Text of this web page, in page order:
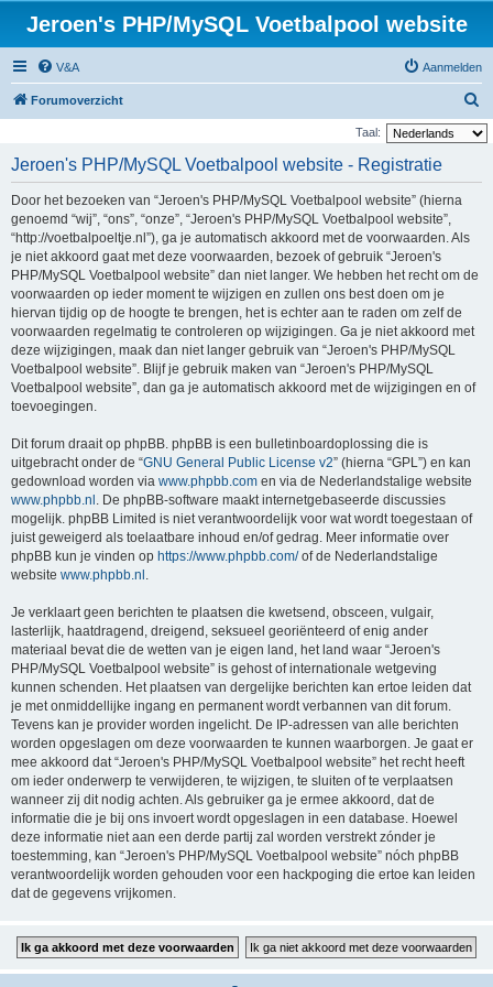
Jeroen's PHP/MySQL Voetbalpool website
V&A Aanmelden
Forumoverzicht
o
Taal:
Jeroen's PHP/MySQL Voetbalpool website - Registratie
Door het bezoeken van “Jeroen's PHP/MySQL Voetbalpool website” (hierna
genoemd “wij”, “ons”, “onze”, “Jeroen's PHP/MySQL Voetbalpool website”,
“http://voetbalpoeltje.nl”), ga je automatisch akkoord met de voorwaarden. Als
je niet akkoord gaat met deze voorwaarden, bezoek of gebruik “Jeroen's
PHP/MySQL Voetbalpool website” dan niet langer. We hebben het recht om de
voorwaarden op ieder moment te wijzigen en zullen ons best doen om je
hiervan tijdig op de hoogte te brengen, het is echter aan te raden om zelf de
voorwaarden regelmatig te controleren op wijzigingen. Ga je niet akkoord met
deze wijzigingen, maak dan niet langer gebruik van “Jeroen's PHP/MySQL
Voetbalpool website”. Blijf je gebruik maken van “Jeroen's PHP/MySQL
Voetbalpool website”, dan ga je automatisch akkoord met de wijzigingen en of
toevoegingen.
Dit forum draait op phpBB. phpBB is een bulletinboardoplossing die is
uitgebracht onder de “GNU General Public License v2” (hierna “GPL”) en kan
gedownload worden via www.phpbb.com en via de Nederlandstalige website
www.phpbb.nl . De phpBB-software maakt internetgebaseerde discussies
mogelijk. phpBB Limited is niet verantwoordelijk voor wat wordt toegestaan of
juist geweigerd als toelaatbare inhoud en/of gedrag. Meer informatie over
phpBB kun je vinden op https://www.phpbb.com/of de Nederlandstalige
website www.phpbb.nl .
Je verklaart geen berichten te plaatsen die kwetsend, obsceen, vulgair,
lasterlijk, haatdragend, dreigend, seksueel georiënteerd of enig ander
materiaal bevat die de wetten van je eigen land, het land waar “Jeroen's
PHP/MySQL Voetbalpool website” is gehost of internationale wetgeving
kunnen schenden. Het plaatsen van dergelijke berichten kan ertoe leiden dat
je met onmiddellijke ingang en permanent wordt verbannen van dit forum.
Tevens kan je provider worden ingelicht. De IP-adressen van alle berichten
worden opgeslagen om deze voorwaarden te kunnen waarborgen. Je gaat er
mee akkoord dat “Jeroen's PHP/MySQL Voetbalpool website” het recht heeft
om ieder onderwerp te verwijderen, te wijzigen, te sluiten of te verplaatsen
wanneer zij dit nodig achten. Als gebruiker ga je ermee akkoord, dat de
informatie die je bij ons invoert wordt opgeslagen in een database. Hoewel
deze informatie niet aan een derde partij zal worden verstrekt zónder je
toestemming, kan “Jeroen's PHP/MySQL Voetbalpool website” nóch phpBB
verantwoordelijk worden gehouden voor een hackpoging die ertoe kan leiden
dat de gegevens vrijkomen.